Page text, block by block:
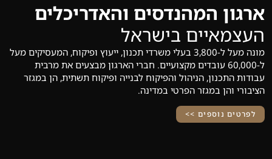
ארגון המהנדסים והאדריכלים
העצמאיים בישראל
מונה מעל ל-3,800 בעלי משרדי תכנון, ייעוץ ופיקוח, המעסיקים מעל
ל-60,000 עובדים מקצועיים. חברי הארגון מבצעים את מרבית
עבודות התכנון, הניהול והפיקוח לבנייה ופיקוח תשתית, הן במגזר
הציבורי והן במגזר הפרטי במדינה.
לפרטים נוספים >>